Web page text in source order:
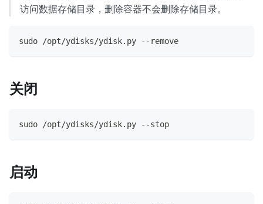
访问数据存储目录，删除容器不会删除存储目录。
sudo /opt/ydisks/ydisk.py --remove
关闭
sudo /opt/ydisks/ydisk.py --stop
启动